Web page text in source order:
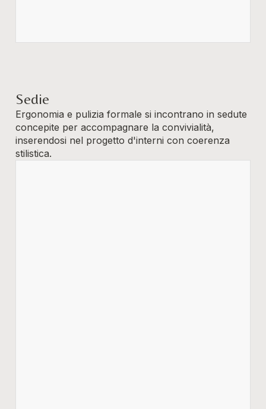
Sedie
Ergonomia e pulizia formale si incontrano in sedute
concepite per accompagnare la convivialità,
inserendosi nel progetto d'interni con coerenza
stilistica.